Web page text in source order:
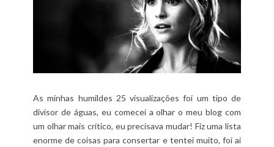
As minhas humildes 25 visualizações foi um tipo de
divisor de águas, eu comecei a olhar o meu blog com
um olhar mais crítico, eu precisava mudar! Fiz uma lista
enorme de coisas para consertar e tentei muito, foi ai